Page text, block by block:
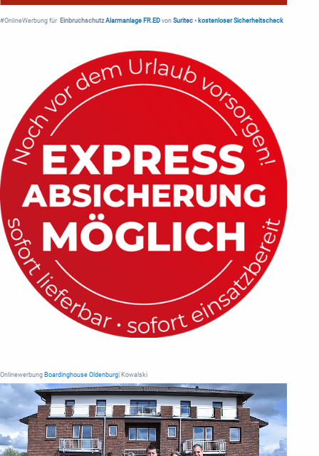
#OnlineWerbung für Einbruchschutz Alarmanlage FR.ED von Suritec • kostenloser Sicherheitscheck
Onlinewerbung Boardinghouse Oldenburg | Kowalski